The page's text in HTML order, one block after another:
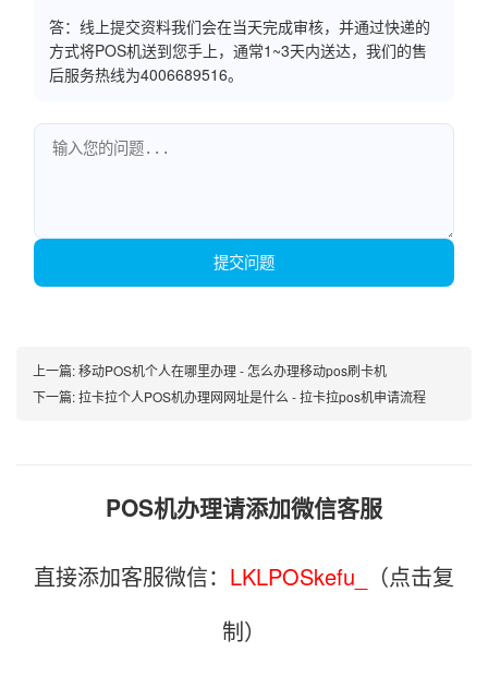
答：线上提交资料我们会在当天完成审核，并通过快递的
方式将POS机送到您手上，通常1~3天内送达，我们的售
后服务热线为4006689516。
提交问题
上一篇:移动POS机个人在哪里办理 - 怎么办理移动pos刷卡机
下一篇:拉卡拉个人POS机办理网网址是什么 - 拉卡拉pos机申请流程
POS机办理请添加微信客服
直接添加客服微信： LKLPOSkefu_
（点击复
制）